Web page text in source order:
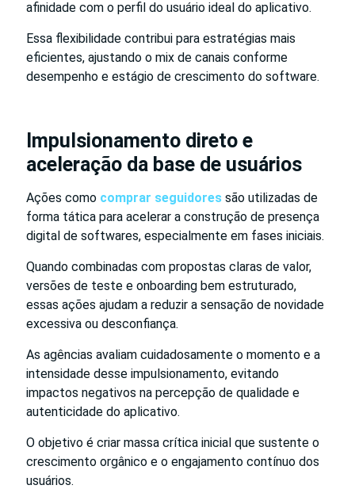
afinidade com o perfil do usuário ideal do aplicativo.
Essa flexibilidade contribui para estratégias mais
eficientes, ajustando o mix de canais conforme
desempenho e estágio de crescimento do software.
Impulsionamento direto e
aceleração da base de usuários
Ações como comprar seguidores são utilizadas de
forma tática para acelerar a construção de presença
digital de softwares, especialmente em fases iniciais.
Quando combinadas com propostas claras de valor,
versões de teste e onboarding bem estruturado,
essas ações ajudam a reduzir a sensação de novidade
excessiva ou desconfiança.
As agências avaliam cuidadosamente o momento e a
intensidade desse impulsionamento, evitando
impactos negativos na percepção de qualidade e
autenticidade do aplicativo.
O objetivo é criar massa crítica inicial que sustente o
crescimento orgânico e o engajamento contínuo dos
usuários.